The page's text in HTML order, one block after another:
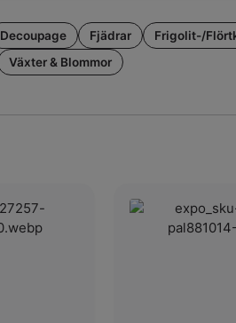
Decoupage Fjädrar Frigolit-/
Växter & Blommor